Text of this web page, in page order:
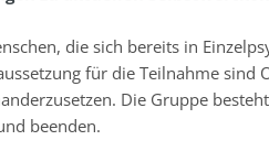
die sich bereits in
für die Teilnahme
Die Gruppe
beenden.